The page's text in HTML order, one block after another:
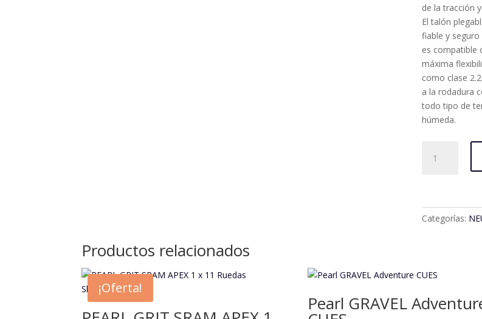
de la tracción
El talón
fiable y
es compatible
máxima
como clase
a la rodadura
todo tipo de
húmeda.
Ranger
cantidad
Categorías:
Productos relacionados
¡Oferta!
Pearl GRAVEL